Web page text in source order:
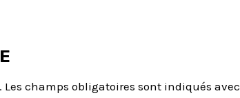
Les champs obligatoires sont indiqués avec